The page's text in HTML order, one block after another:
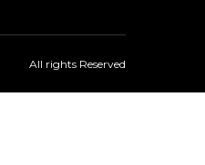
All rights Reserved